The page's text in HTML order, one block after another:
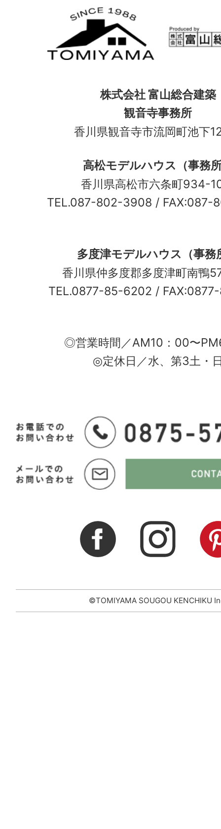
株式会社 富山総合建築
観音寺事務所
香川県観音寺市流岡町池下
高松モデルハウス（事務
香川県高松市六条町
TEL.087-802-3908 / FAX:087-
多度津モデルハウス（事務
香川県仲多度郡多度津町南
TEL.0877-85-6202 /
◎営業時間／AM10：00〜
◎定休日／水、第3土・
©TOMIYAMA SOUGOU KENCHIKU